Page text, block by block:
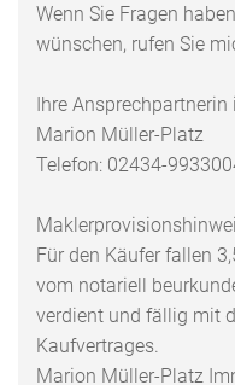
Wenn Sie Fragen
wünschen, rufen Sie
Ihre Ansprechpartnerin
Marion Müller-Platz
Telefon: 02434-
Für den Käufer fallen
vom notariell
verdient und fällig mit
Kaufvertrages.
Marion Müller-Platz